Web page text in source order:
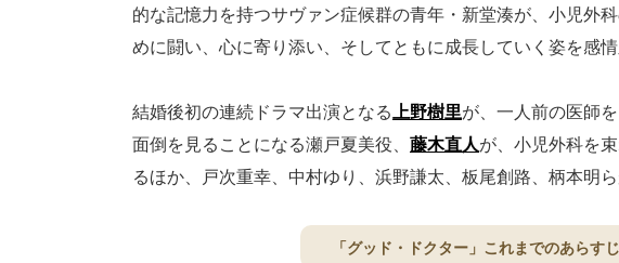
的な記憶力を持つサヴァン症候群の青年・新堂湊が、小児外
めに闘い、心に寄り添い、そしてともに成長していく姿を感情
結婚後初の連続ドラマ出演となる上野樹里が、一人前の医師
面倒を見ることになる瀬戸夏美役、 藤木直人が、小児外科を
るほか、戸次重幸、中村ゆり、浜野謙太、板尾創路、柄本明ら
「グッド・ドクター」これまでのあらす